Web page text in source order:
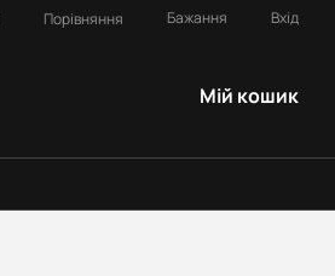
Порівняння Бажання Вхід
Мій кошик